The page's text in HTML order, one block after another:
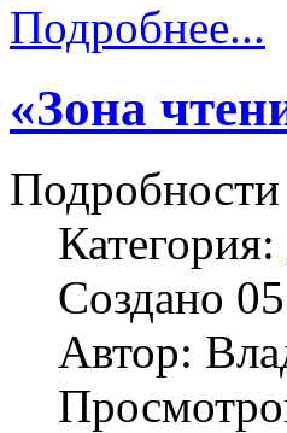
Подробнее...
«Зона
Подробности
Категория:
Создано
Автор: